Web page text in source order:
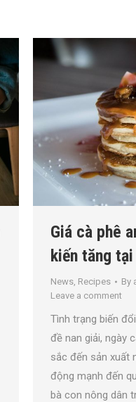
Giá cà phê
kiến tăng
News Recipes By
Leave a comment
Tình trạng biến
đề nan giải, ngày
sắc đến sản xuất
động mạnh đến
bà con nông dân